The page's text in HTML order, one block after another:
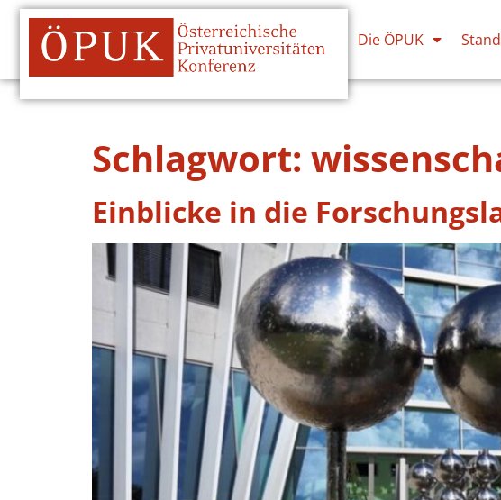
Die ÖPUK
Schlagwort:
Einblicke in die